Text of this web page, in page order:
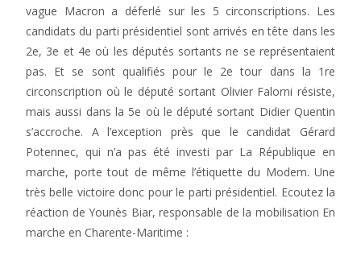
vague Macron a déferlé sur les 5 circonscriptions. Les
candidats du parti présidentiel sont arrivés en tête dans les
2e, 3e et 4e où les députés sortants ne se représentaient
pas. Et se sont qualifiés pour le 2e tour dans la 1re
circonscription où le député sortant Olivier Falorni résiste,
mais aussi dans la 5e où le député sortant Didier Quentin
s’accroche. A l’exception près que le candidat Gérard
Potennec, qui n’a pas été investi par La République en
marche, porte tout de même l’étiquette du Modem. Une
très belle victoire donc pour le parti présidentiel. Ecoutez la
réaction de Younès Biar, responsable de la mobilisation En
marche en Charente-Maritime :